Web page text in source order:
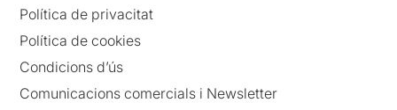
Política de privacitat
Política de cookies
Condicions d’ús
Comunicacions comercials i Newsletter